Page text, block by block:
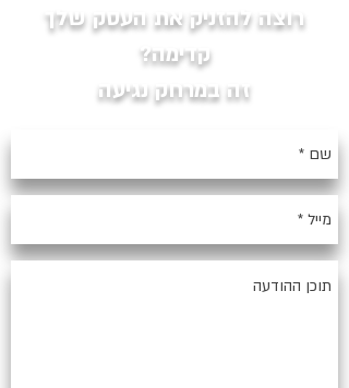
רוצה להזניק את העסק שלך
קדימה?
זה במרחק נגיעה